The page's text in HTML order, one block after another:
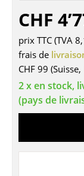
Tables
Tables
Table de
Chariots &
Pièces
... voir
CHF
prix TTC (TVA
frais de
CHF 99
2 x en stock,
(pays de